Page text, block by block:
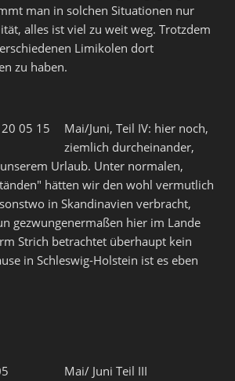
man in solchen Situationen nur
alles ist viel zu weit weg. Trotzdem
Limikolen dort
zu haben.
Mai/Juni, Teil IV: hier noch,
ziemlich durcheinander,
Urlaub. Unter normalen,
hätten wir den wohl vermutlich
in Skandinavien verbracht,
gezwungenermaßen hier im Lande
Strich betrachtet überhaupt kein
in Schleswig-Holstein ist es eben
Mai/ Juni Teil III